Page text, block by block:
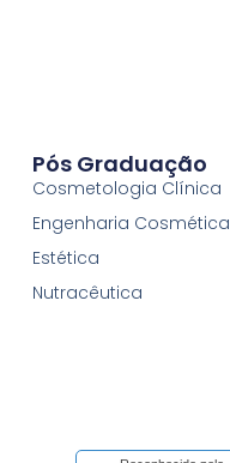
Pós Graduação
Cosmetologia Clínica
Engenharia Cosmética
Estética
Nutracêutica